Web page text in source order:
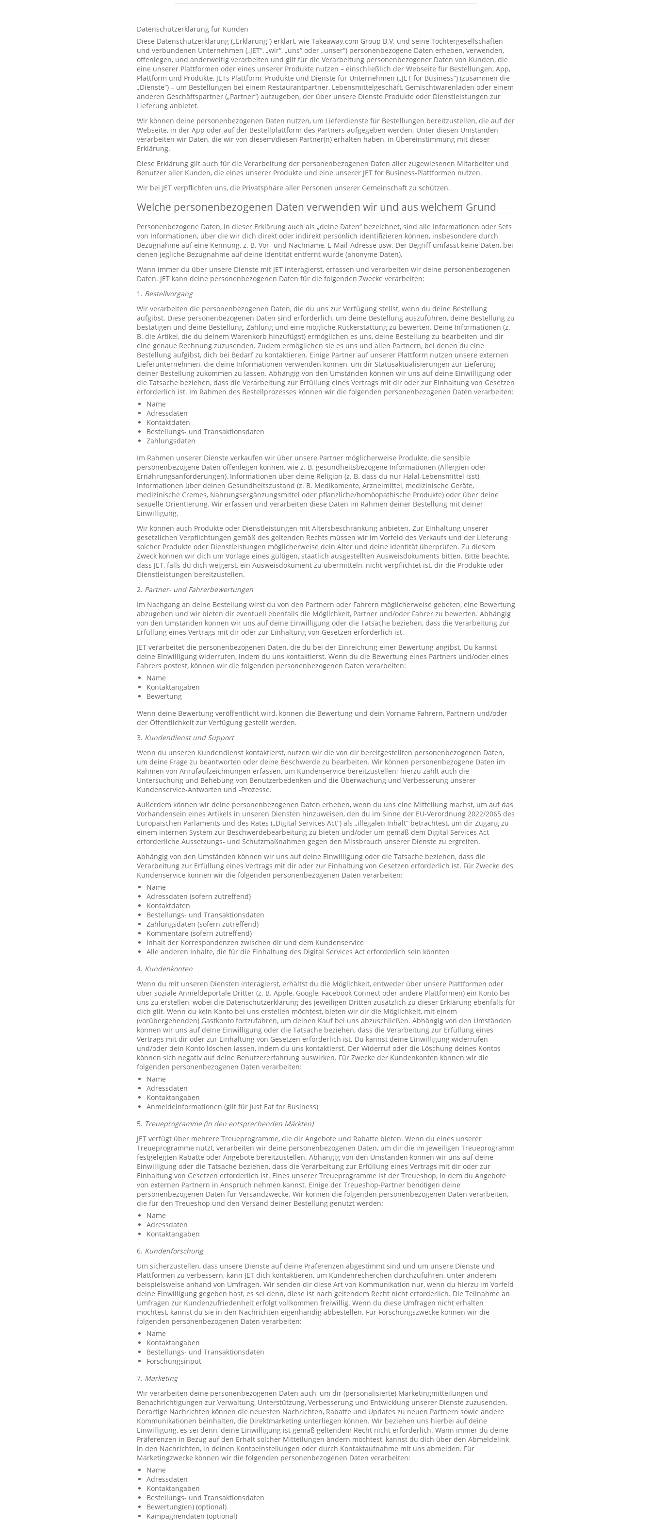
Datenschutzerklärung für Kunden
Diese Datenschutzerklärung („Erklärung“) erklärt, wie Takeaway.com Group B.V. und seine Tochtergesellschaften
und verbundenen Unternehmen („JET“, „wir“, „uns“ oder „unser“) personenbezogene Daten erheben, verwenden,
offenlegen, und anderweitig verarbeiten und gilt für die Verarbeitung personenbezogener Daten von Kunden, die
eine unserer Plattformen oder eines unserer Produkte nutzen – einschließlich der Webseite für Bestellungen, App,
Plattform und Produkte, JETs Plattform, Produkte und Dienste für Unternehmen („JET for Business“) (zusammen die
„Dienste“) – um Bestellungen bei einem Restaurantpartner, Lebensmittelgeschäft, Gemischtwarenladen oder einem
anderen Geschäftspartner („Partner“) aufzugeben, der über unsere Dienste Produkte oder Dienstleistungen zur
Lieferung anbietet.
Wir können deine personenbezogenen Daten nutzen, um Lieferdienste für Bestellungen bereitzustellen, die auf der
Webseite, in der App oder auf der Bestellplattform des Partners aufgegeben werden. Unter diesen Umständen
verarbeiten wir Daten, die wir von diesem/diesen Partner(n) erhalten haben, in Übereinstimmung mit dieser
Erklärung.
Diese Erklärung gilt auch für die Verarbeitung der personenbezogenen Daten aller zugewiesenen Mitarbeiter und
Benutzer aller Kunden, die eines unserer Produkte und eine unserer JET for Business-Plattformen nutzen.
Wir bei JET verpflichten uns, die Privatsphäre aller Personen unserer Gemeinschaft zu schützen.
Welche personenbezogenen Daten verwenden wir und aus welchem Grund
Personenbezogene Daten, in dieser Erklärung auch als „deine Daten“ bezeichnet, sind alle Informationen oder Sets
von Informationen, über die wir dich direkt oder indirekt persönlich identifizieren können, insbesondere durch
Bezugnahme auf eine Kennung, z. B. Vor- und Nachname, E-Mail-Adresse usw. Der Begriff umfasst keine Daten, bei
denen jegliche Bezugnahme auf deine Identität entfernt wurde (anonyme Daten).
Wann immer du über unsere Dienste mit JET interagierst, erfassen und verarbeiten wir deine personenbezogenen
Daten. JET kann deine personenbezogenen Daten für die folgenden Zwecke verarbeiten:
1. Bestellvorgang
Wir verarbeiten die personenbezogenen Daten, die du uns zur Verfügung stellst, wenn du deine Bestellung
aufgibst. Diese personenbezogenen Daten sind erforderlich, um deine Bestellung auszuführen, deine Bestellung zu
bestätigen und deine Bestellung, Zahlung und eine mögliche Rückerstattung zu bewerten. Deine Informationen (z.
B. die Artikel, die du deinem Warenkorb hinzufügst) ermöglichen es uns, deine Bestellung zu bearbeiten und dir
eine genaue Rechnung zuzusenden. Zudem ermöglichen sie es uns und allen Partnern, bei denen du eine
Bestellung aufgibst, dich bei Bedarf zu kontaktieren. Einige Partner auf unserer Plattform nutzen unsere externen
Lieferunternehmen, die deine Informationen verwenden können, um dir Statusaktualisierungen zur Lieferung
deiner Bestellung zukommen zu lassen. Abhängig von den Umständen können wir uns auf deine Einwilligung oder
die Tatsache beziehen, dass die Verarbeitung zur Erfüllung eines Vertrags mit dir oder zur Einhaltung von Gesetzen
erforderlich ist. Im Rahmen des Bestellprozesses können wir die folgenden personenbezogenen Daten verarbeiten:
Name
Adressdaten
Kontaktdaten
Bestellungs- und Transaktionsdaten
Zahlungsdaten
Im Rahmen unserer Dienste verkaufen wir über unsere Partner möglicherweise Produkte, die sensible
personenbezogene Daten offenlegen können, wie z. B. gesundheitsbezogene Informationen (Allergien oder
Ernährungsanforderungen), Informationen über deine Religion (z. B. dass du nur Halal-Lebensmittel isst),
Informationen über deinen Gesundheitszustand (z. B. Medikamente, Arzneimittel, medizinische Geräte,
medizinische Cremes, Nahrungsergänzungsmittel oder pflanzliche/homöopathische Produkte) oder über deine
sexuelle Orientierung. Wir erfassen und verarbeiten diese Daten im Rahmen deiner Bestellung mit deiner
Einwilligung.
Wir können auch Produkte oder Dienstleistungen mit Altersbeschränkung anbieten. Zur Einhaltung unserer
gesetzlichen Verpflichtungen gemäß des geltenden Rechts müssen wir im Vorfeld des Verkaufs und der Lieferung
solcher Produkte oder Dienstleistungen möglicherweise dein Alter und deine Identität überprüfen. Zu diesem
Zweck können wir dich um Vorlage eines gültigen, staatlich ausgestellten Ausweisdokuments bitten. Bitte beachte,
dass JET, falls du dich weigerst, ein Ausweisdokument zu übermitteln, nicht verpflichtet ist, dir die Produkte oder
Dienstleistungen bereitzustellen.
2. Partner- und Fahrerbewertungen
Im Nachgang an deine Bestellung wirst du von den Partnern oder Fahrern möglicherweise gebeten, eine Bewertung
abzugeben und wir bieten dir eventuell ebenfalls die Möglichkeit, Partner und/oder Fahrer zu bewerten. Abhängig
von den Umständen können wir uns auf deine Einwilligung oder die Tatsache beziehen, dass die Verarbeitung zur
Erfüllung eines Vertrags mit dir oder zur Einhaltung von Gesetzen erforderlich ist.
JET verarbeitet die personenbezogenen Daten, die du bei der Einreichung einer Bewertung angibst. Du kannst
deine Einwilligung widerrufen, indem du uns kontaktierst. Wenn du die Bewertung eines Partners und/oder eines
Fahrers postest, können wir die folgenden personenbezogenen Daten verarbeiten:
Name
Kontaktangaben
Bewertung
Wenn deine Bewertung veröffentlicht wird, können die Bewertung und dein Vorname Fahrern, Partnern und/oder
der Öffentlichkeit zur Verfügung gestellt werden.
3. Kundendienst und Support
Wenn du unseren Kundendienst kontaktierst, nutzen wir die von dir bereitgestellten personenbezogenen Daten,
um deine Frage zu beantworten oder deine Beschwerde zu bearbeiten. Wir können personenbezogene Daten im
Rahmen von Anrufaufzeichnungen erfassen, um Kundenservice bereitzustellen; hierzu zählt auch die
Untersuchung und Behebung von Benutzerbedenken und die Überwachung und Verbesserung unserer
Kundenservice-Antworten und -Prozesse.
Außerdem können wir deine personenbezogenen Daten erheben, wenn du uns eine Mitteilung machst, um auf das
Vorhandensein eines Artikels in unseren Diensten hinzuweisen, den du im Sinne der EU-Verordnung 2022/2065 des
Europäischen Parlaments und des Rates („Digital Services Act“) als „illegalen Inhalt“ betrachtest, um dir Zugang zu
einem internen System zur Beschwerdebearbeitung zu bieten und/oder um gemäß dem Digital Services Act
erforderliche Aussetzungs- und Schutzmaßnahmen gegen den Missbrauch unserer Dienste zu ergreifen.
Abhängig von den Umständen können wir uns auf deine Einwilligung oder die Tatsache beziehen, dass die
Verarbeitung zur Erfüllung eines Vertrags mit dir oder zur Einhaltung von Gesetzen erforderlich ist. Für Zwecke des
Kundenservice können wir die folgenden personenbezogenen Daten verarbeiten:
Name
Adressdaten (sofern zutreffend)
Kontaktdaten
Bestellungs- und Transaktionsdaten
Zahlungsdaten (sofern zutreffend)
Kommentare (sofern zutreffend)
Inhalt der Korrespondenzen zwischen dir und dem Kundenservice
Alle anderen Inhalte, die für die Einhaltung des Digital Services Act erforderlich sein könnten
4. Kundenkonten
Wenn du mit unseren Diensten interagierst, erhältst du die Möglichkeit, entweder über unsere Plattformen oder
über soziale Anmeldeportale Dritter (z. B. Apple, Google, Facebook Connect oder andere Plattformen) ein Konto bei
uns zu erstellen, wobei die Datenschutzerklärung des jeweiligen Dritten zusätzlich zu dieser Erklärung ebenfalls für
dich gilt. Wenn du kein Konto bei uns erstellen möchtest, bieten wir dir die Möglichkeit, mit einem
(vorübergehenden) Gastkonto fortzufahren, um deinen Kauf bei uns abzuschließen. Abhängig von den Umständen
können wir uns auf deine Einwilligung oder die Tatsache beziehen, dass die Verarbeitung zur Erfüllung eines
Vertrags mit dir oder zur Einhaltung von Gesetzen erforderlich ist. Du kannst deine Einwilligung widerrufen
und/oder dein Konto löschen lassen, indem du uns kontaktierst. Der Widerruf oder die Löschung deines Kontos
können sich negativ auf deine Benutzererfahrung auswirken. Für Zwecke der Kundenkonten können wir die
folgenden personenbezogenen Daten verarbeiten:
Name
Adressdaten
Kontaktangaben
Anmeldeinformationen (gilt für Just Eat for Business)
5. Treueprogramme (in den entsprechenden Märkten)
JET verfügt über mehrere Treueprogramme, die dir Angebote und Rabatte bieten. Wenn du eines unserer
Treueprogramme nutzt, verarbeiten wir deine personenbezogenen Daten, um dir die im jeweiligen Treueprogramm
festgelegten Rabatte oder Angebote bereitzustellen. Abhängig von den Umständen können wir uns auf deine
Einwilligung oder die Tatsache beziehen, dass die Verarbeitung zur Erfüllung eines Vertrags mit dir oder zur
Einhaltung von Gesetzen erforderlich ist. Eines unserer Treueprogramme ist der Treueshop, in dem du Angebote
von externen Partnern in Anspruch nehmen kannst. Einige der Treueshop-Partner benötigen deine
personenbezogenen Daten für Versandzwecke. Wir können die folgenden personenbezogenen Daten verarbeiten,
die für den Treueshop und den Versand deiner Bestellung genutzt werden:
Name
Adressdaten
Kontaktangaben
6. Kundenforschung
Um sicherzustellen, dass unsere Dienste auf deine Präferenzen abgestimmt sind und um unsere Dienste und
Plattformen zu verbessern, kann JET dich kontaktieren, um Kundenrecherchen durchzuführen, unter anderem
beispielsweise anhand von Umfragen. Wir senden dir diese Art von Kommunikation nur, wenn du hierzu im Vorfeld
deine Einwilligung gegeben hast, es sei denn, diese ist nach geltendem Recht nicht erforderlich. Die Teilnahme an
Umfragen zur Kundenzufriedenheit erfolgt vollkommen freiwillig. Wenn du diese Umfragen nicht erhalten
möchtest, kannst du sie in den Nachrichten eigenhändig abbestellen. Für Forschungszwecke können wir die
folgenden personenbezogenen Daten verarbeiten:
Name
Kontaktangaben
Bestellungs- und Transaktionsdaten
Forschungsinput
7. Marketing
Wir verarbeiten deine personenbezogenen Daten auch, um dir (personalisierte) Marketingmitteilungen und
Benachrichtigungen zur Verwaltung, Unterstützung, Verbesserung und Entwicklung unserer Dienste zuzusenden.
Derartige Nachrichten können die neuesten Nachrichten, Rabatte und Updates zu neuen Partnern sowie andere
Kommunikationen beinhalten, die Direktmarketing unterliegen können. Wir beziehen uns hierbei auf deine
Einwilligung, es sei denn, deine Einwilligung ist gemäß geltendem Recht nicht erforderlich. Wann immer du deine
Präferenzen in Bezug auf den Erhalt solcher Mitteilungen ändern möchtest, kannst du dich über den Abmeldelink
in den Nachrichten, in deinen Kontoeinstellungen oder durch Kontaktaufnahme mit uns abmelden. Für
Marketingzwecke können wir die folgenden personenbezogenen Daten verarbeiten:
Name
Adressdaten
Kontaktangaben
Bestellungs- und Transaktionsdaten
Bewertung(en) (optional)
Kampagnendaten (optional)